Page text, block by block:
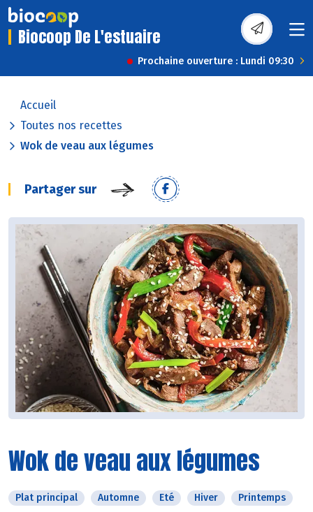
Biocoop De L'estuaire
Prochaine ouverture : Lundi 09:30
Accueil
Toutes nos recettes
Wok de veau aux légumes
Partager sur
Wok de veau aux légumes
Plat principal Automne Eté Hiver Printemps